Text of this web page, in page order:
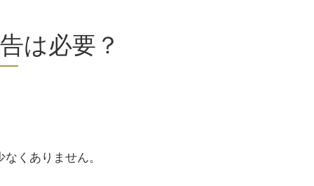
は必要？
くありません。